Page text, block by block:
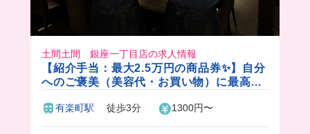
土間土間 銀座一丁目店の求人情報
【紹介手当：最大2.5万円の商品券✨】自分
へのご褒美（美容代・お買い物）に最高す
は好きなメニュー作り放題🍴
有楽町駅 徒歩3分 1300円〜